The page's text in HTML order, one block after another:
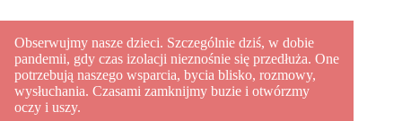
Obserwujmy nasze dzieci. Szczególnie dziś, w dobie
pandemii, gdy czas izolacji nieznośnie się przedłuża. One
potrzebują naszego wsparcia, bycia blisko, rozmowy,
wysłuchania. Czasami zamknijmy buzie i otwórzmy
oczy i uszy.